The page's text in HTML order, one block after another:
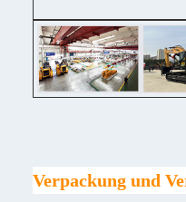
Verpackung und